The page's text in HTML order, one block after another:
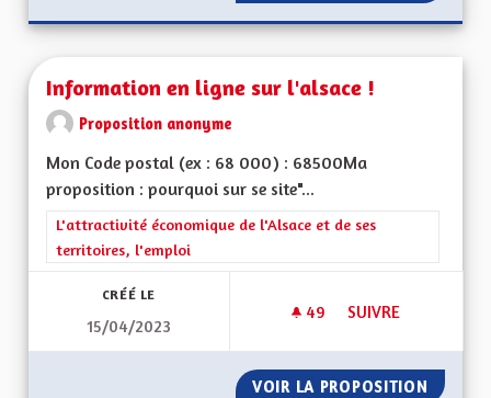
Information en ligne sur l'alsace !
Proposition anonyme
Mon Code postal (ex : 68 000) : 68500Ma
proposition : pourquoi sur se site"...
Filtrer les résultats de la catégorie : L'attractivité
L'attractivité économique de l'Alsace et de ses
territoires, l'emploi
CRÉÉ LE
15/04/2023
49 49 ABONNÉS
SUIVRE
VOIR LA PROPOSITION